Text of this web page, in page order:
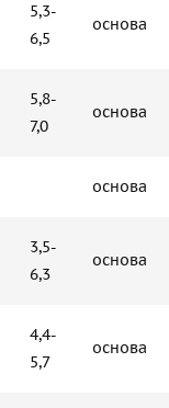
5,3-
6,5
основа
5,8-
7,0
основа
основа
3,5-
6,3
основа
4,4-
5,7
основа